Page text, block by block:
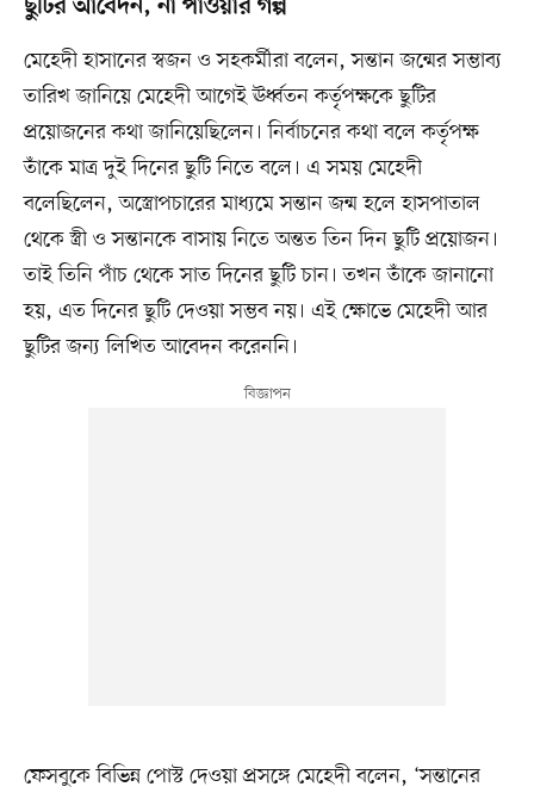
ছুটির আবেদন, না পাওয়ার গল্প
মেহেদী হাসানের স্বজন ও সহকর্মীরা বলেন, সন্তান জন্মের সম্ভাব্য
তারিখ জানিয়ে মেহেদী আগেই ঊর্ধ্বতন কর্তৃপক্ষকে ছুটির
প্রয়োজনের কথা জানিয়েছিলেন। নির্বাচনের কথা বলে কর্তৃপক্ষ
তাঁকে মাত্র দুই দিনের ছুটি নিতে বলে। এ সময় মেহেদী
বলেছিলেন, অস্ত্রোপচারের মাধ্যমে সন্তান জন্ম হলে হাসপাতাল
থেকে স্ত্রী ও সন্তানকে বাসায় নিতে অন্তত তিন দিন ছুটি প্রয়োজন।
তাই তিনি পাঁচ থেকে সাত দিনের ছুটি চান। তখন তাঁকে জানানো
হয়, এত দিনের ছুটি দেওয়া সম্ভব নয়। এই ক্ষোভে মেহেদী আর
ছুটির জন্য লিখিত আবেদন করেননি।
ফেসবুকে বিভিন্ন পোস্ট দেওয়া প্রসঙ্গে মেহেদী বলেন, ‘সন্তানের